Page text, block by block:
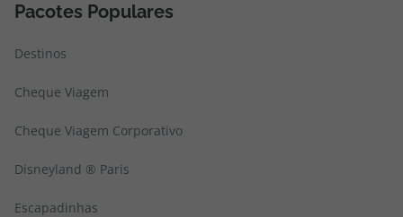
Pacotes Populares
Destinos
Cheque Viagem
Cheque Viagem Corporativo
Disneyland ® Paris
Escapadinhas